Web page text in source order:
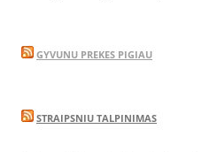
GYVUNU PREKES PIGIAU
STRAIPSNIU TALPINIMAS